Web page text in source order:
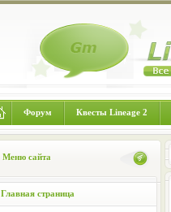
Форум Квесты Lineage 2
Меню сайта
Главная страница